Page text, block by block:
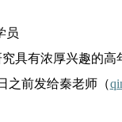
员
具有浓厚兴趣的
之前发给秦老师（